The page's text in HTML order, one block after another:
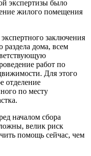
экспертизы было
жилого помещения
заключения
раздела дома, всем
работ по
Для этого
отделение
по месту
началом сбора
велик риск
помощь сейчас, чем